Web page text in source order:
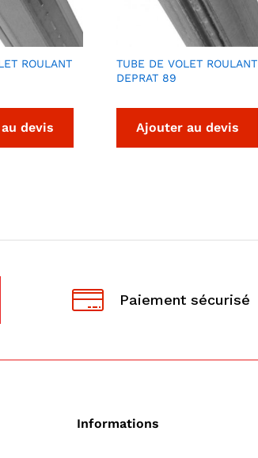
ROULANT
TUBE DE VOLET ROULANT
DEPRAT 89
Paiement sécurisé
Informations